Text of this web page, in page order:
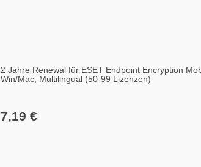
2 Jahre Renewal für ESET Endpoint Encryption
Win/Mac, Multilingual (50-99 Lizenzen)
7,19 €